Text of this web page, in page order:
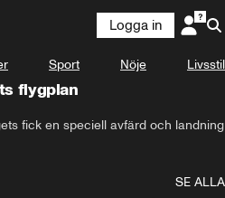
Logga in
Sport Nöje Livsstil
flygplan
fick en speciell avfärd och landning
SE ALLA